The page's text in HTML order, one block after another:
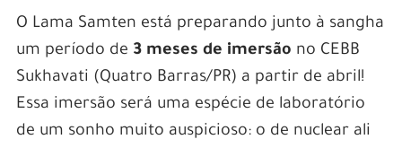
O Lama Samten está preparando junto à sangha
um período de 3 meses de imersão no CEBB
Sukhavati (Quatro Barras/PR) a partir de abril!
Essa imersão será uma espécie de laboratório
de um sonho muito auspicioso: o de nuclear ali